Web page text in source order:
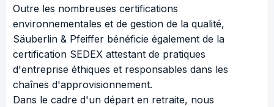
Outre les nombreuses certifications
environnementales et de gestion de la qualité,
Säuberlin & Pfeiffer bénéficie également de la
certification SEDEX attestant de pratiques
d'entreprise éthiques et responsables dans les
chaînes d'approvisionnement.
Dans le cadre d'un départ en retraite, nous